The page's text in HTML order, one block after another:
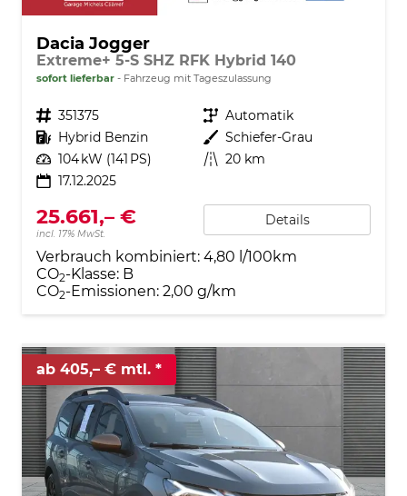
Dacia Jogger
Extreme+ 5-S SHZ RFK Hybrid 140
sofort lieferbar Fahrzeug mit Tageszulassung
Fahrzeugnr. 351375 Getriebe Automatik
Kraftstoff Hybrid Benzin Außenfarbe Schiefer-Grau
Leistung 104 kW (141 PS) Kilometerstand 20 km
17.12.2025
25.661,– €
incl. 17% MwSt.
Details
Verbrauch kombiniert: 4,80 l/100km
CO2-Klasse: B
CO2-Emissionen: 2,00 g/km
ab 405,– € mtl.